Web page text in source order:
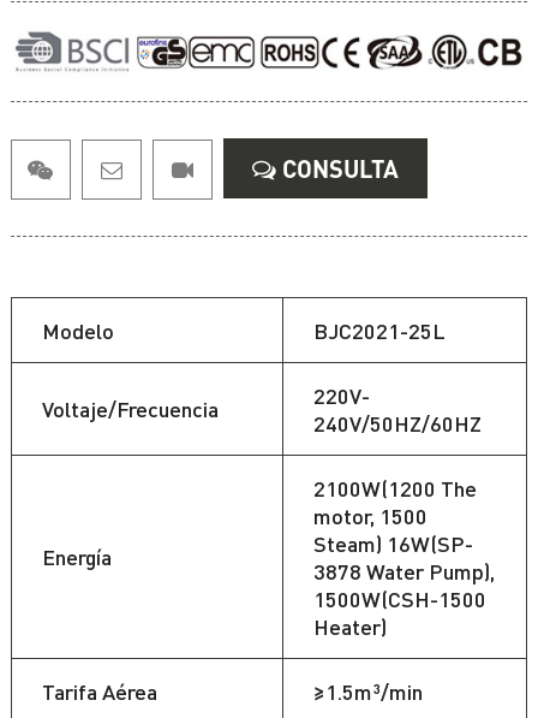
CONSULTA
Modelo BJC2021-25L
Voltaje/Frecuencia
220V-
240V/50HZ/60HZ
Energía
2100W(1200 The
motor, 1500
Steam) 16W(SP-
3878 Water Pump),
1500W(CSH-1500
Heater)
Tarifa Aérea ≥1.5m³/min